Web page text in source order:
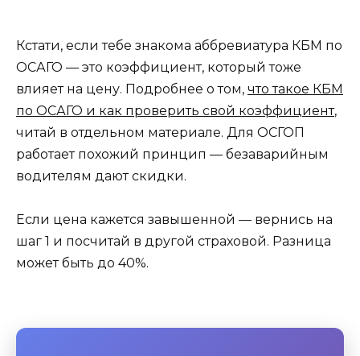
Кстати, если тебе знакома аббревиатура КБМ по
ОСАГО — это коэффициент, который тоже
влияет на цену. Подробнее о том, что такое КБМ
по ОСАГО и как проверить свой коэффициент,
читай в отдельном материале. Для ОСГОП
работает похожий принцип — безаварийным
водителям дают скидки.
Если цена кажется завышенной — вернись на
шаг 1 и посчитай в другой страховой. Разница
может быть до 40%.